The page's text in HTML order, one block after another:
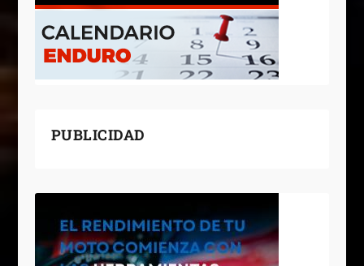
PUBLICIDAD